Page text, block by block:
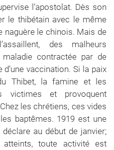
l’apostolat. Dès son
le thibétain avec le même
naguère le chinois. Mais de
des malheurs
contractée par de
vaccination. Si la paix
Thibet, la famine et les
victimes et provoquent
les chrétiens, ces vides
baptêmes. 1919 est une
au début de janvier;
toute activité est